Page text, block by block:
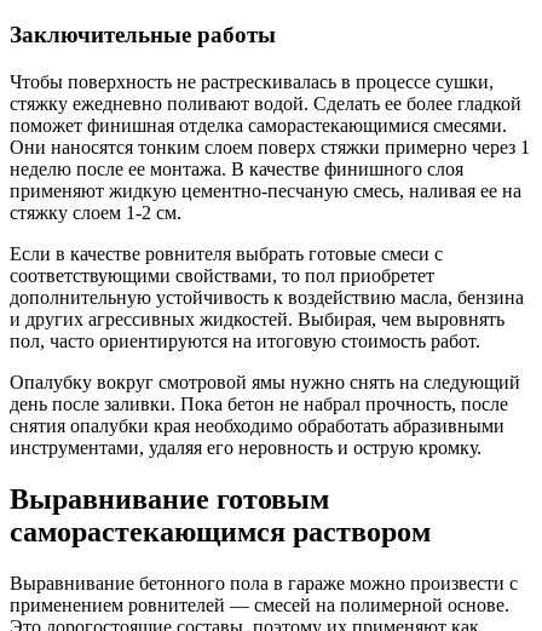
Заключительные работы
Чтобы поверхность не растрескивалась в процессе сушки,
стяжку ежедневно поливают водой. Сделать ее более гладкой
поможет финишная отделка саморастекающимися смесями.
Они наносятся тонким слоем поверх стяжки примерно через 1
неделю после ее монтажа. В качестве финишного слоя
применяют жидкую цементно-песчаную смесь, наливая ее на
стяжку слоем 1-2 см.
Если в качестве ровнителя выбрать готовые смеси с
соответствующими свойствами, то пол приобретет
дополнительную устойчивость к воздействию масла, бензина
и других агрессивных жидкостей. Выбирая, чем выровнять
пол, часто ориентируются на итоговую стоимость работ.
Опалубку вокруг смотровой ямы нужно снять на следующий
день после заливки. Пока бетон не набрал прочность, после
снятия опалубки края необходимо обработать абразивными
инструментами, удаляя его неровность и острую кромку.
Выравнивание готовым
саморастекающимся раствором
Выравнивание бетонного пола в гараже можно произвести с
применением ровнителей — смесей на полимерной основе.
Это дорогостоящие составы, поэтому их применяют как